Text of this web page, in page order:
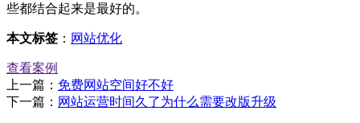
些都结合起来是最好的。
本文标签 ： 网站优化
查看案例
上一篇： 免费网站空间好不好
下一篇： 网站运营时间久了为什么需要改版升级